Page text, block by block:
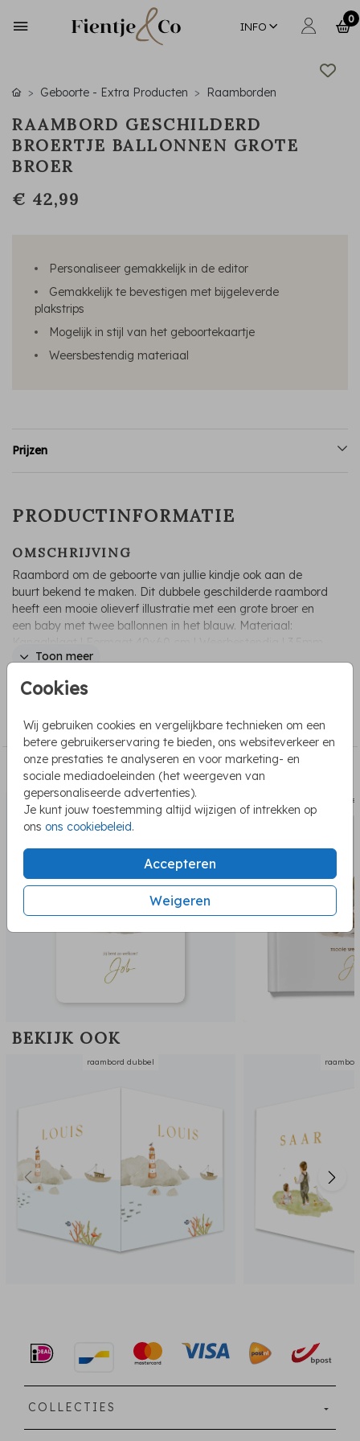
INFO
0
Cookies
Wij gebruiken cookies en vergelijkbare technieken om een
betere gebruikerservaring te bieden, ons websiteverkeer en
onze prestaties te analyseren en voor marketing- en
sociale mediadoeleinden (het weergeven van
gepersonaliseerde advertenties).
Je kunt jouw toestemming altijd wijzigen of intrekken op
ons ons cookiebeleid.
Accepteren
Weigeren
Geboorte - Extra Producten Raamborden
RAAMBORD GESCHILDERD
BROERTJE BALLONNEN GROTE
BROER
€ 42,99
Personaliseer gemakkelijk in de editor
Gemakkelijk te bevestigen met bijgeleverde
plakstrips
Mogelijk in stijl van het geboortekaartje
Weersbestendig materiaal
Prijzen
PRODUCTINFORMATIE
OMSCHRIJVING
Raambord om de geboorte van jullie kindje ook aan de
buurt bekend te maken. Dit dubbele geschilderde raambord
heeft een mooie olieverf illustratie met een grote broer en
een baby met twee ballonnen in het blauw. Materiaal:
dik
Toon meer
Raamborden
PASSEND BIJ DE KAART
geboortekaartje
BEKIJK OOK
raambord dubbel
COLLECTIES